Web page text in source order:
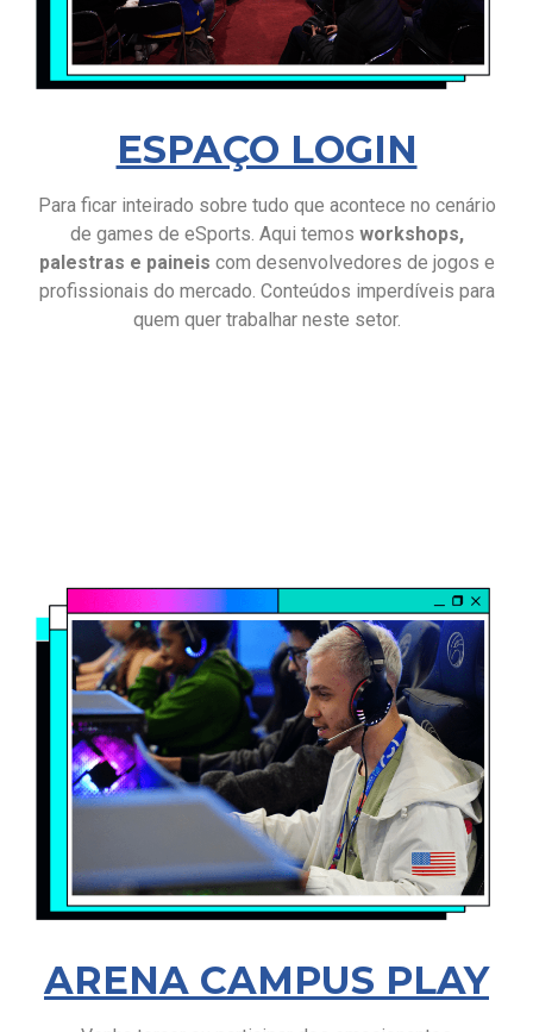
ESPAÇO LOGIN
Para ficar inteirado sobre tudo que acontece no cenário
de games de eSports. Aqui temos workshops,
palestras e paineis com desenvolvedores de jogos e
profissionais do mercado. Conteúdos imperdíveis para
quem quer trabalhar neste setor.
ARENA CAMPUS PLAY